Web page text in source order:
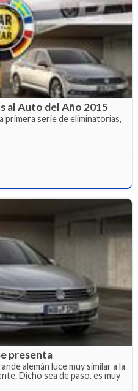
al Auto del Año 2015
primera serie de eliminatorias,
presenta
alemán luce muy similar a la
Dicho sea de paso, es muy